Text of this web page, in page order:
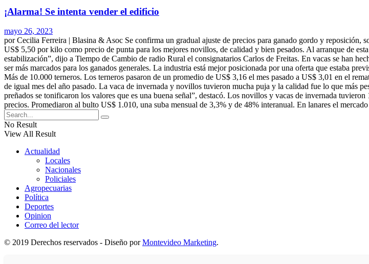
¡Alarma! Se intenta vender el edificio
mayo 26, 2023
por Cecilia Ferreira | Blasina & Asoc Se confirma un gradual ajuste de precios para ganado gordo y reposición,
US$ 5,50 por kilo como precio de punta para los mejores novillos, de calidad y bien pesados. Al arranque de
estabilización”, dijo a Tiempo de Cambio de radio Rural el consignatarios Carlos de Freitas. En vacas se han
ser más marcados para los ganados generales. La industria está mejor posicionada por una oferta que estaba
Más de 10.000 terneros. Los terneros pasaron de un promedio de US$ 3,16 el mes pasado a US$ 3,01 en el
de igual mes del año pasado. La vaca de invernada y novillos tuvieron mucha puja y la calidad fue lo que más
preñados se tonificaron los valores que es una buena señal”, destacó. Los novillos y vacas de invernada
precios. Promediaron al bulto US$ 1.010, una suba mensual de 3,3% y de 48% interanual. En lanares el
No Result
View All Result
Actualidad
Locales
Nacionales
Policiales
Agropecuarias
Política
Deportes
Opinion
Correo del lector
© 2019 Derechos reservados - Diseño porMontevideo Marketing.